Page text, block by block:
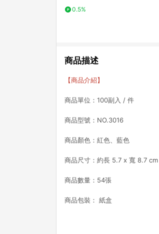
0.5%
商品描述
【商品介紹】
商品單位：100副入 / 件
商品型號：NO.3016
商品顏色：紅色、藍色
商品尺寸：約長 5.7 x 寬 8.7 cm
商品數量：54張
商品包裝： 紙盒